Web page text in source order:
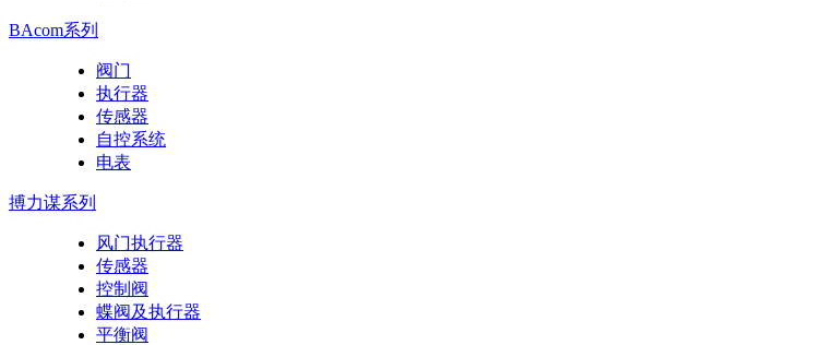
BAcom系列
阀门
执行器
传感器
自控系统
电表
搏力谋系列
风门执行器
传感器
控制阀
蝶阀及执行器
平衡阀